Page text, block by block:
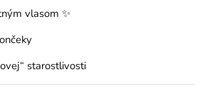
vlasom ✨
starostlivosti